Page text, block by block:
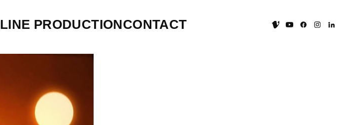
LINE PRODUCTIONCONTACT